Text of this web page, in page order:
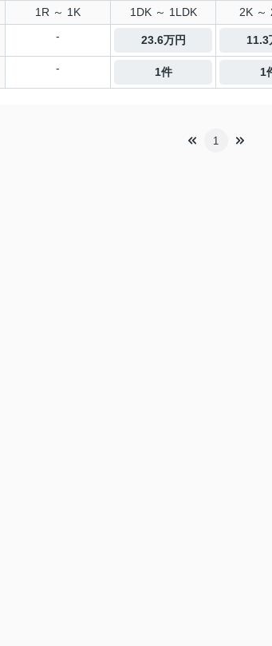
1R ～ 1K 1DK ～ 1LDK 2K ～
- 23.6万円 11.3
- 1件 1
1